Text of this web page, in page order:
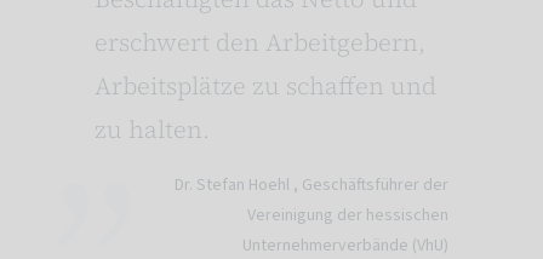
erschwert den Arbeitgebern,
Arbeitsplätze zu schaffen und
zu halten.
Dr. Stefan Hoehl , Geschäftsführer der
Vereinigung der hessischen
Unternehmerverbände (VhU)